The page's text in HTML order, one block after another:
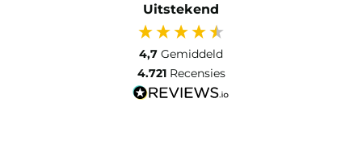
Uitstekend
4,7 Gemiddeld
4.721 Recensies